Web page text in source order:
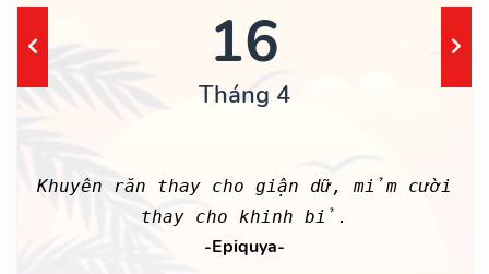
16
Tháng 4
Khuyên răn thay cho giận dữ, mỉm cười
thay cho khinh bỉ.
-Epiquya-